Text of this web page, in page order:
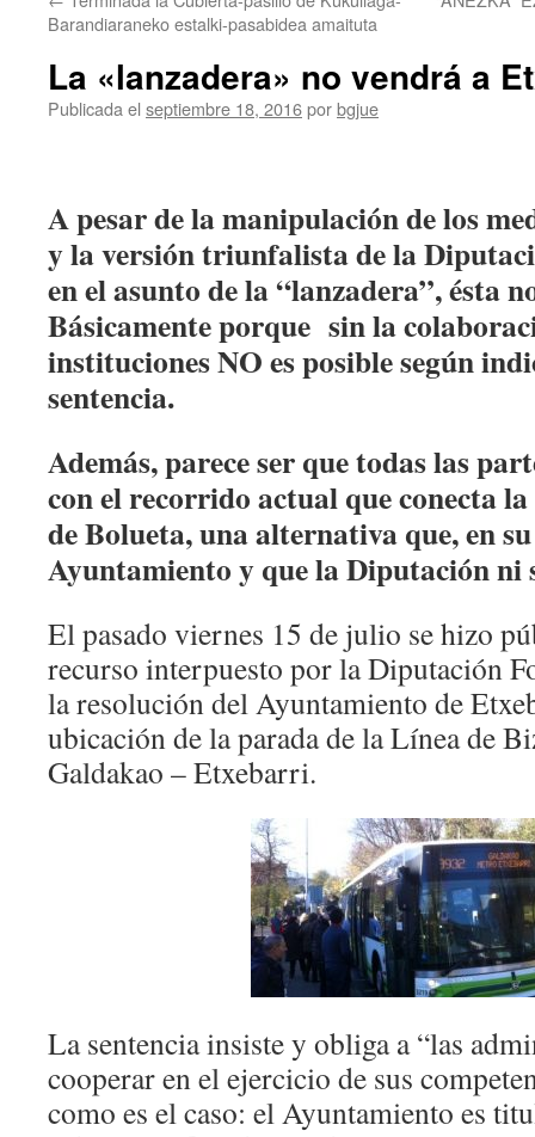
Barandiaraneko estalki-pasabidea amaituta
La «lanzadera» no vendrá a
Publicada el septiembre 18, 2016porbgjue
A pesar de la manipulación de los
y la versión triunfalista de la
en el asunto de la “lanzadera”, ésta
Básicamente porque sin la
instituciones NO es posible según
sentencia.
Además, parece ser que todas las
con el recorrido actual que conecta
de Bolueta, una alternativa que, en
Ayuntamiento y que la Diputación ni
El pasado viernes 15 de julio se hizo
recurso interpuesto por la Diputación
la resolución del Ayuntamiento de
ubicación de la parada de la Línea de
Galdakao – Etxebarri.
La sentencia insiste y obliga a “las
cooperar en el ejercicio de sus
como es el caso: el Ayuntamiento es